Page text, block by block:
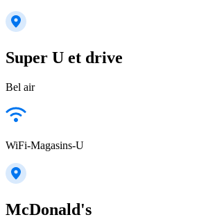
Super U et drive
Bel air
WiFi-Magasins-U
McDonald's